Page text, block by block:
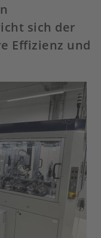
sich der
Effizienz und